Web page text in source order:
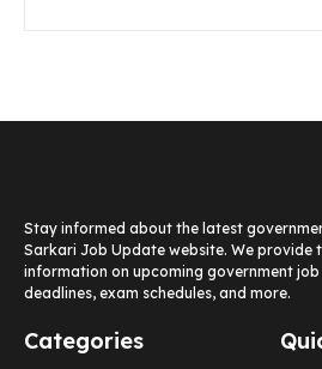
Stay informed about the latest
Sarkari Job Update website. We provide
information on upcoming government
deadlines, exam schedules, and more.
Categories